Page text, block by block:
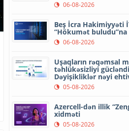
06-08-2026
Beş İcra Hakimiyyəti
“Hökumət
06-08-2026
Uşaqların rəqəmsal
təhlükəsizliyi
Dəyişikliklər nəyi
05-08-2026
Azercell-dən illik
xidməti
05-08-2026